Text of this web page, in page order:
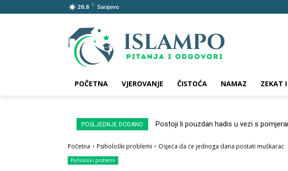
26.8 C Sarajevo
POČETNA VJEROVANJE ČISTOĆA NAMAZ ZEKAT
POSLJEDNJE DODANO Postoji li pouzdan hadis u vezi s
Početna Psihološki problemi Osjeća da će jednoga dana postati muškarac
Psihološki problemi